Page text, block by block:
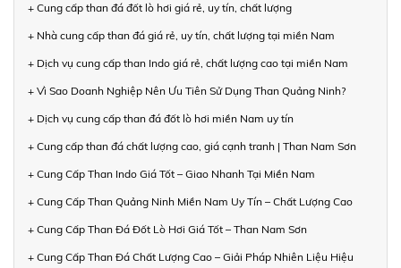
+ Cung cấp than đá đốt lò hơi giá rẻ, uy tín, chất lượng
+ Nhà cung cấp than đá giá rẻ, uy tín, chất lượng tại miền Nam
+ Dịch vụ cung cấp than Indo giá rẻ, chất lượng cao tại miền Nam
+ Vì Sao Doanh Nghiệp Nên Ưu Tiên Sử Dụng Than Quảng Ninh?
+ Dịch vụ cung cấp than đá đốt lò hơi miền Nam uy tín
+ Cung cấp than đá chất lượng cao, giá cạnh tranh | Than Nam Sơn
+ Cung Cấp Than Indo Giá Tốt – Giao Nhanh Tại Miền Nam
+ Cung Cấp Than Quảng Ninh Miền Nam Uy Tín – Chất Lượng Cao
+ Cung Cấp Than Đá Đốt Lò Hơi Giá Tốt – Than Nam Sơn
+ Cung Cấp Than Đá Chất Lượng Cao – Giải Pháp Nhiên Liệu Hiệu